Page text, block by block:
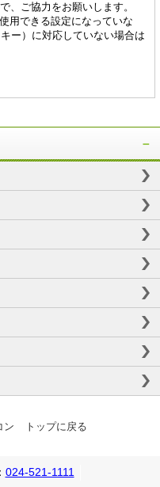
、ご協力をお願いします。
用できる設定になっていな
ー）に対応していない場合は
ン トップに戻る
024-521-1111